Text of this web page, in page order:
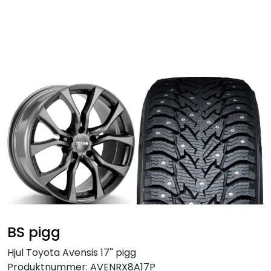
BS pigg
Hjul Toyota Avensis 17'' pigg
Produktnummer: AVENRX8A17P
Hjulpakker
Felger
Lastebil
Buss
Anlegg